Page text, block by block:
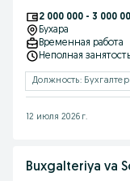
2 000 000 - 3 000
Бухара
Временная работа
Неполная занятость
Должность: Бухгалтер
12 июля 2026 г.
Buxgalteriya va